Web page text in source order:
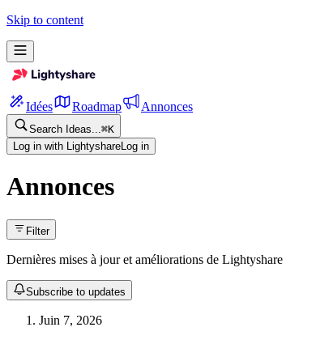
Skip to content
Idées Roadmap Annonces
Search Ideas...⌘K
Log in with LightyshareLog in
Annonces
Filter
Dernières mises à jour et améliorations de Lightyshare
Subscribe to updates
Juin 7, 2026